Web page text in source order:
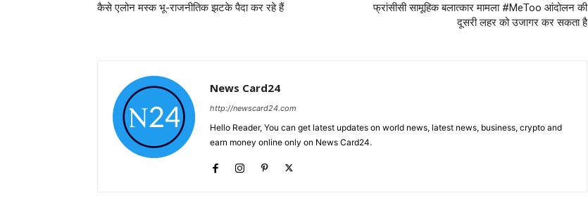
कैसे एलोन मस्क भू-राजनीतिक झटके पैदा कर रहे हैं
फ्रांसीसी सामूहिक बलात्कार मामला #MeToo आंदोलन की
दूसरी लहर को उजागर कर सकता है
News Card24
http://newscard24.com
Hello Reader, You can get latest updates on world news, latest news, business, crypto and
earn money online only on News Card24.